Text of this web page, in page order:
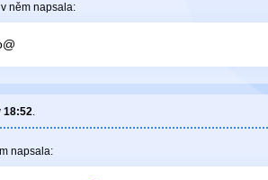
v němnapsala:
18:52.
napsala: